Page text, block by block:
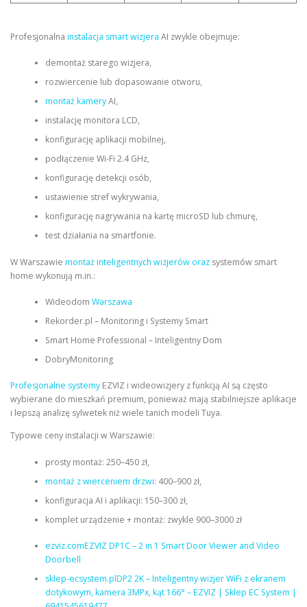
Profesjonalna instalacja smart wizjera AI zwykle obejmuje:
demontaż starego wizjera,
rozwiercenie lub dopasowanie otworu,
montaż kameryAI,
instalację monitora LCD,
konfigurację aplikacji mobilnej,
podłączenie Wi-Fi 2.4 GHz,
konfigurację detekcji osób,
ustawienie stref wykrywania,
konfigurację nagrywania na kartę microSD lub chmurę,
test działania na smartfonie.
W Warszawie montaż inteligentnych wizjerów oraz systemów smart
home wykonują m.in.:
Wideodom Warszawa
Rekorder.pl – Monitoring i Systemy Smart
Smart Home Professional – Inteligentny Dom
DobryMonitoring
Profesjonalne systemy EZVIZ i wideowizjery z funkcją AI są często
wybierane do mieszkań premium, ponieważ mają stabilniejsze aplikacje
i lepszą analizę sylwetek niż wiele tanich modeli Tuya.
Typowe ceny instalacji w Warszawie:
prosty montaż: 250–450 zł,
montaż z wierceniem drzwi: 400–900 zł,
konfiguracja AI i aplikacji: 150–300 zł,
komplet urządzenie + montaż: zwykle 900–3000 zł
ezviz.comEZVIZ DP1C – 2 in 1 Smart Door Viewer and Video
Doorbell
sklep-ecsystem.plDP2 2K – Inteligentny wizjer WiFi z ekranem
dotykowym, kamera 3MPx, kąt 166° – EZVIZ | Sklep EC System |